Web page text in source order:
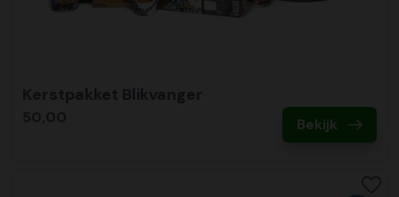
Bekijk